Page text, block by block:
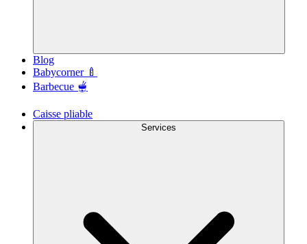
Blog
Babycorner 🍼
Barbecue 🫕
Caisse pliable
Services